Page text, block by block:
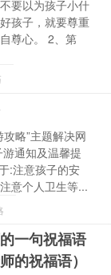
要以为孩子小什
孩子，就要尊重
尊心。 2、第
略”主题解决网
通知及温馨提
:注意孩子的安
意个人卫生等...
一句祝福语
的祝福语）